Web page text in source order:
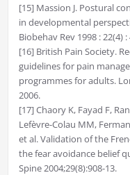
[15] Massion J. Postural
in developmental
Biobehav Rev 1998 : 22(4) :
[16] British Pain Society.
guidelines for pain
programmes for adults.
2006.
[17] Chaory K, Fayad F,
Lefèvre-Colau MM,
et al. Validation of the
the fear avoidance belief
Spine 2004;29(8):908-13.